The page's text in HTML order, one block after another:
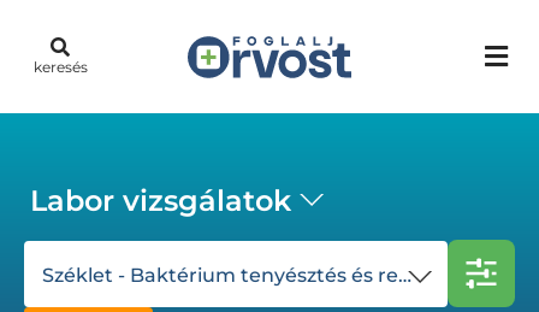
keresés
Labor vizsgálatok
Széklet - Baktérium tenyésztés és rezisztencia vizsgálat